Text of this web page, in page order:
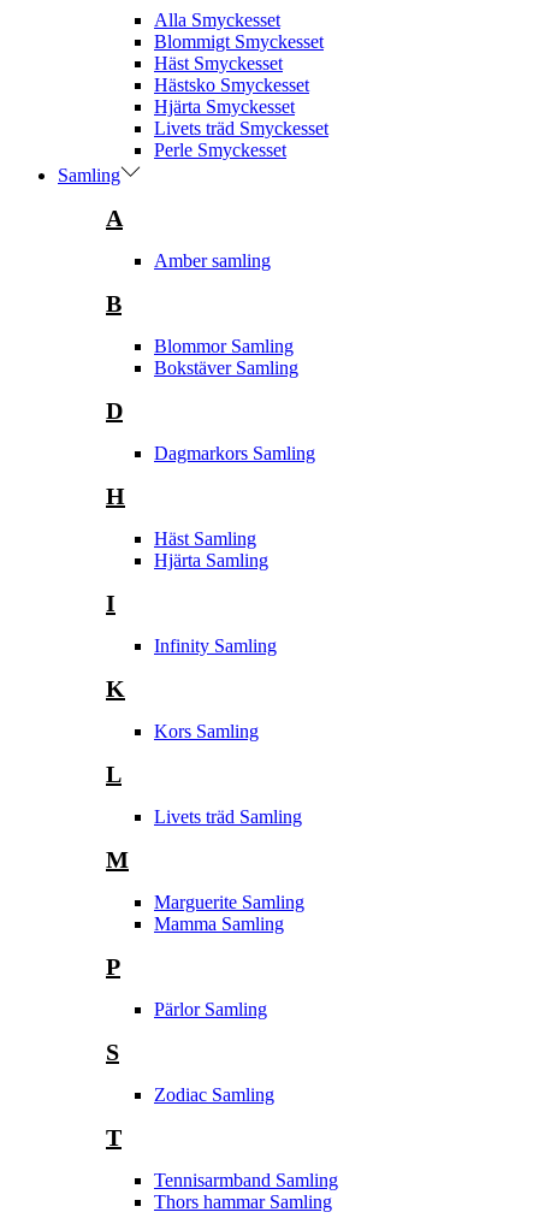
Alla Smyckesset
Blommigt Smyckesset
Häst Smyckesset
Hästsko Smyckesset
Hjärta Smyckesset
Livets träd Smyckesset
Perle Smyckesset
Samling
A
Amber samling
B
Blommor Samling
Bokstäver Samling
D
Dagmarkors Samling
H
Häst Samling
Hjärta Samling
I
Infinity Samling
K
Kors Samling
L
Livets träd Samling
M
Marguerite Samling
Mamma Samling
P
Pärlor Samling
S
Zodiac Samling
T
Tennisarmband Samling
Thors hammar Samling